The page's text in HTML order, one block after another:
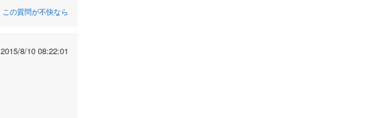
この質問が不快なら
2015/8/10 08:22:01